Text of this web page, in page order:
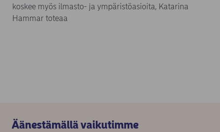
koskee myös ilmasto- ja ympäristöasioita, Katarina
Hammar toteaa
Äänestämällä vaikutimme